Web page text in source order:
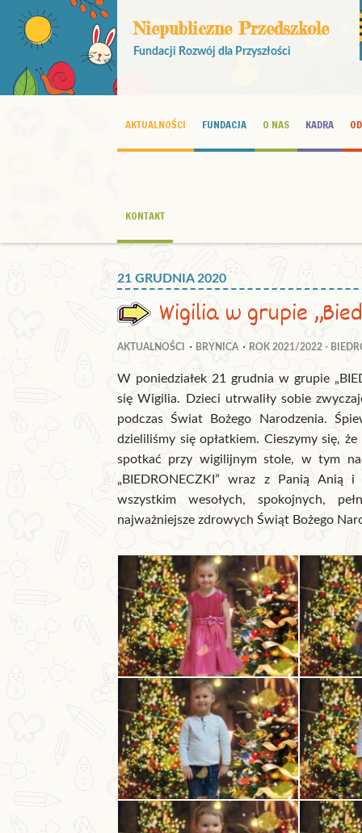
Niepubliczne Przedszkole
Fundacji Rozwój dla Przyszłości
AKTUALNOŚCI FUNDACJA O NAS KADRA
KONTAKT
21 GRUDNIA 2020
Wigilia w grupie
AKTUALNOŚCI BRYNICA ROK 2021/2022 -
W poniedziałek 21 grudnia w grupie
się Wigilia. Dzieci utrwaliły sobie
podczas Świat Bożego Narodzenia.
dzieliliśmy się opłatkiem. Cieszymy się, że
spotkać przy wigilijnym stole, w tym
„BIEDRONECZKI” wraz z Panią Anią
wszystkim wesołych, spokojnych,
najważniejsze zdrowych Świąt Bożego